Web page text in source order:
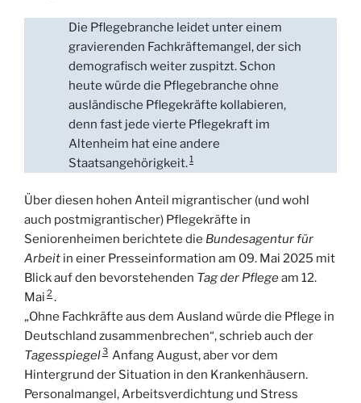
Die Pflegebranche leidet unter einem
gravierenden Fachkräftemangel, der sich
demografisch weiter zuspitzt. Schon
heute würde die Pflegebranche ohne
ausländische Pflegekräfte kollabieren,
denn fast jede vierte Pflegekraft im
Altenheim hat eine andere
Staatsangehörigkeit.1
Über diesen hohen Anteil migrantischer (und wohl
auch postmigrantischer) Pflegekräfte in
Seniorenheimen berichtete die Bundesagentur für
Arbeit in einer Presseinformation am 09. Mai 2025 mit
Blick auf den bevorstehenden Tag der Pflegeam 12.
Mai 2 .
„Ohne Fachkräfte aus dem Ausland würde die Pflege in
Deutschland zusammenbrechen“, schrieb auch der
Tagesspiegel3 Anfang August, aber vor dem
Hintergrund der Situation in den Krankenhäusern.
Personalmangel, Arbeitsverdichtung und Stress